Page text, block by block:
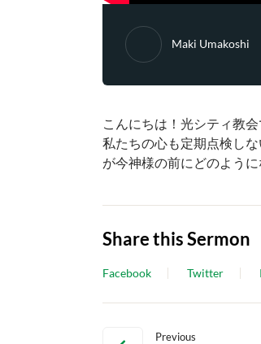
Maki Umakoshi
こんにちは！光シティ教
私たちの心も定期点検し
が今神様の前にどのよう
Share this Sermon
Facebook Twitter
Previous